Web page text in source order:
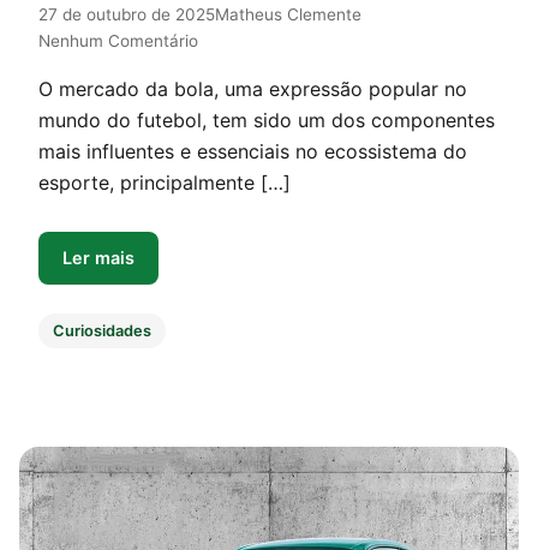
27 de outubro de 2025Matheus Clemente
Nenhum Comentário
O mercado da bola, uma expressão popular no
mundo do futebol, tem sido um dos componentes
mais influentes e essenciais no ecossistema do
esporte, principalmente […]
Ler mais
Curiosidades